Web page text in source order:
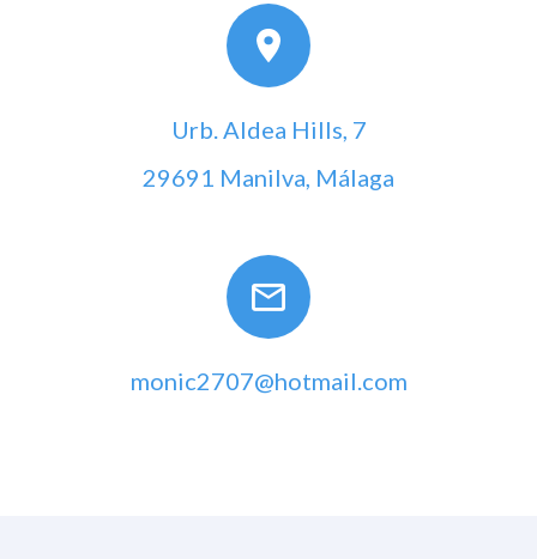
Urb. Aldea Hills, 7
29691 Manilva, Málaga
monic2707@hotmail.com